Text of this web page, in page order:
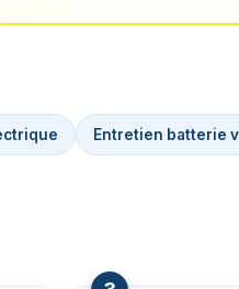
Entretien batterie